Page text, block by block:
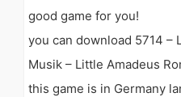
good game for you!
you can download 5714 –
Musik – Little Amadeus
this game is in Germany